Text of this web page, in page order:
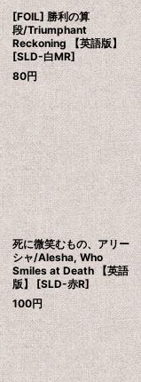
[FOIL] 勝利の算
段/Triumphant
Reckoning 【英語版】
[SLD-白MR]
80円
死に微笑むもの、アリー
シャ/Alesha, Who
Smiles at Death 【英語
版】 [SLD-赤R]
100円